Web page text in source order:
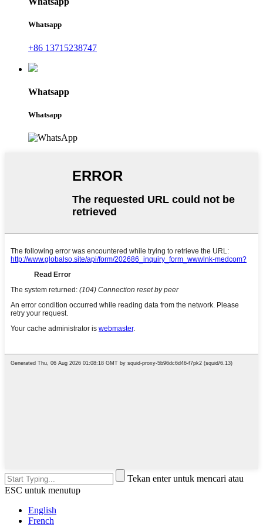
Whatsapp
+86 13715238747
Whatsapp
Whatsapp
Tekan enter untuk mencari atau
ESC untuk menutup
English
French